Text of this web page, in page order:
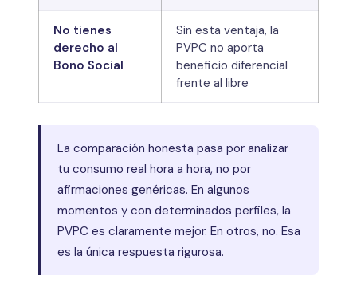
No tienes
derecho al
Bono Social
Sin esta ventaja, la
PVPC no aporta
beneficio diferencial
frente al libre
La comparación honesta pasa por analizar
tu consumo real hora a hora, no por
afirmaciones genéricas. En algunos
momentos y con determinados perfiles, la
PVPC es claramente mejor. En otros, no. Esa
es la única respuesta rigurosa.